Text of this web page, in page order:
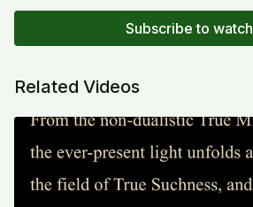
Subscribe to watch
Related Videos